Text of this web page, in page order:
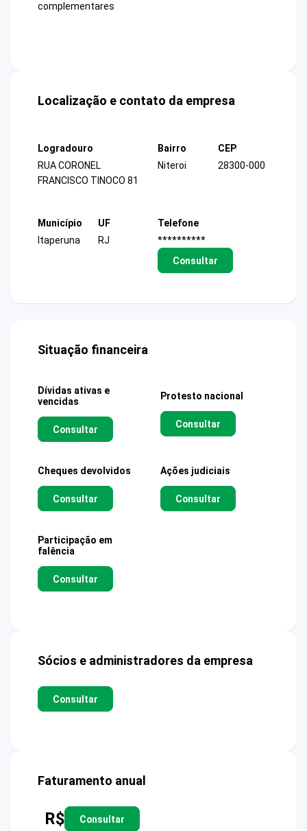
complementares
Localização e contato da empresa
Logradouro
RUA CORONEL
FRANCISCO TINOCO 81
Bairro
Niteroi
CEP
28300-000
Município
Itaperuna
UF
RJ
Telefone
**********
Consultar
Situação financeira
Dívidas ativas e
vencidas
Consultar
Protesto nacional
Consultar
Cheques devolvidos
Consultar
Ações judiciais
Consultar
Participação em
falência
Consultar
Sócios e administradores da empresa
Consultar
Faturamento anual
R$ Consultar